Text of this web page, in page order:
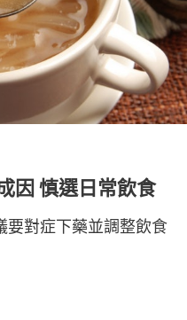
因 慎選日常飲食
要對症下藥並調整飲食